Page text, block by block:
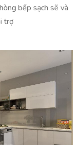
bếp sạch sẽ và
trợ